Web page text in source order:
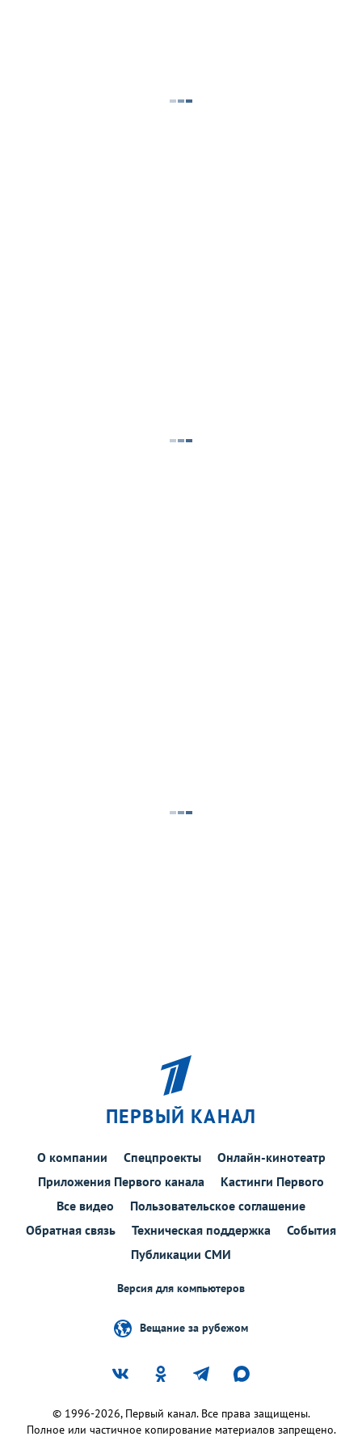
ПЕРВЫЙ КАНАЛ
О компании Спецпроекты
Онлайн-кинотеатр
Приложения Первого канала
Кастинги Первого
Все видео
Пользовательское соглашение
Обратная связь
Техническая поддержка
События
Публикации СМИ
Версия для компьютеров
Вещание за рубежом
© 1996-2026, Первый канал. Все права защищены.
Полное или частичное копирование материалов запрещено.